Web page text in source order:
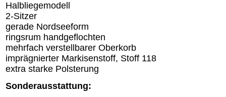
Halbliegemodell
2-Sitzer
gerade Nordseeform
ringsrum handgeflochten
mehrfach verstellbarer Oberkorb
imprägnierter Markisenstoff, Stoff 118
extra starke Polsterung
Sonderausstattung: